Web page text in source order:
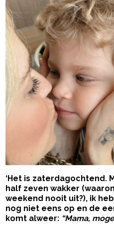
‘Het is zaterdagochtend.
half zeven wakker
weekend nooit uit?), ik
nog niet eens op en de
komt alweer: “Mama,